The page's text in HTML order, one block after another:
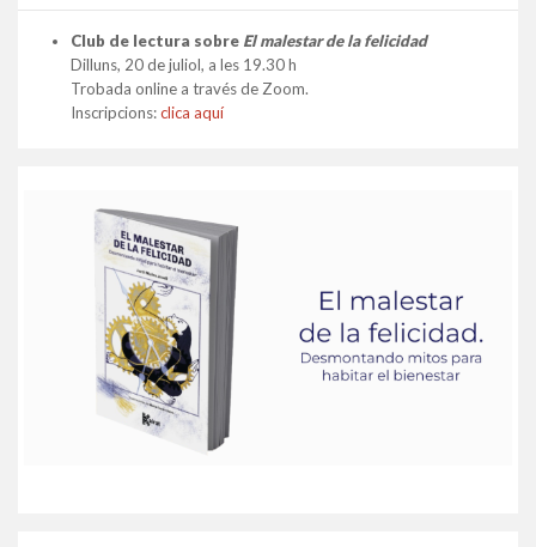
Club de lectura sobre El malestar de la felicidad
Dilluns, 20 de juliol, a les 19.30 h
Trobada online a través de Zoom.
Inscripcions:clica aquí